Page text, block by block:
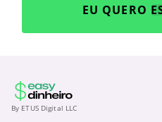
EU QUERO
By ETUS Digital LLC